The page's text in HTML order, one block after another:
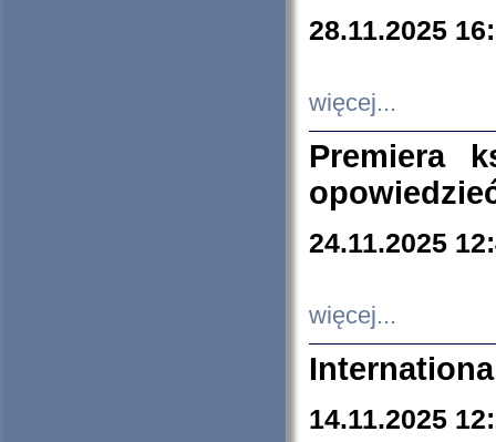
28.11.2025
więcej...
Premiera
24.11.2025
więcej...
14.11.2025